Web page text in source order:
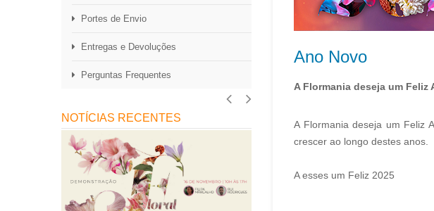
Ano Novo
A Flormania deseja um Feliz
A Flormania deseja um Feliz
crescer ao longo destes anos.
A esses um Feliz 2025
Portes de Envio
Entregas e Devoluções
Perguntas Frequentes
NOTÍCIAS RECENTES